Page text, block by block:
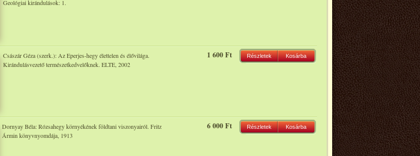
Geológiai kirándulások: 1.
Császár Géza (szerk.): Az Eperjes-hegy élettelen és élővilága.
Kirándulásvezető természetkedvelőknek. ELTE, 2002
1 600 Ft Részletek Kosárba
Dornyay Béla: Rózsahegy környékének földtani viszonyairól. Fritz
Ármin könyvnyomdája, 1913
6 000 Ft Részletek Kosárba